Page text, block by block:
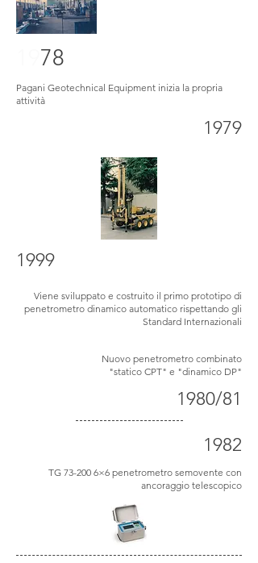
78
Pagani Geotechnical Equipment inizia la propria
attività
1979
1999
Viene sviluppato e costruito il primo prototipo di
penetrometro dinamico automatico rispettando gli
Standard Internazionali
Nuovo penetrometro combinato
"statico CPT" e "dinamico DP"
1980/81
1982
TG 73-200 6×6 penetrometro semovente con
ancoraggio telescopico